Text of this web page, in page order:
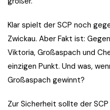
Klar spielt der SCP noch
Zwickau. Aber Fakt ist:
Viktoria, Großaspach und
einzigen Punkt. Und was,
Großaspach gewinnt?
Zur Sicherheit sollte der